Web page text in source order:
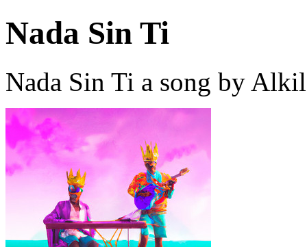
Nada Sin Ti
Nada Sin Ti a song by